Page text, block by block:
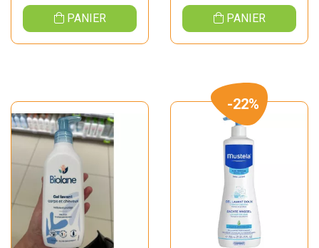
PANIER PANIER
-22%